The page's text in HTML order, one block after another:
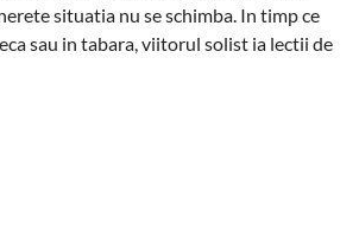
situatia nu se schimba. In timp ce
sau in tabara, viitorul solist ia lectii de